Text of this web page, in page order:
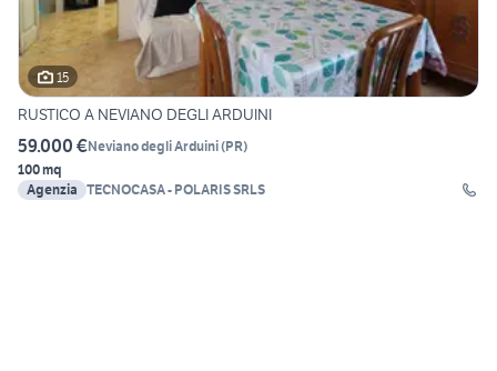
15
RUSTICO A NEVIANO DEGLI ARDUINI
59.000 €Neviano degli Arduini(PR)
100 mq
Agenzia TECNOCASA - POLARIS SRLS